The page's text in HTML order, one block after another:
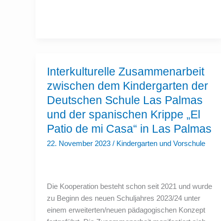
Interkulturelle Zusammenarbeit
zwischen dem Kindergarten der
Deutschen Schule Las Palmas
und der spanischen Krippe „El
Patio de mi Casa“ in Las Palmas
22. November 2023 / Kindergarten und Vorschule
Die Kooperation besteht schon seit 2021 und wurde
zu Beginn des neuen Schuljahres 2023/24 unter
einem erweiterten/neuen pädagogischen Konzept
Interkulturelle
Zusammenarbeit
zwischen
dem
Kindergarten
der
Deutschen
Schule
Las
Palmas
und
de
mi
Casa“
in